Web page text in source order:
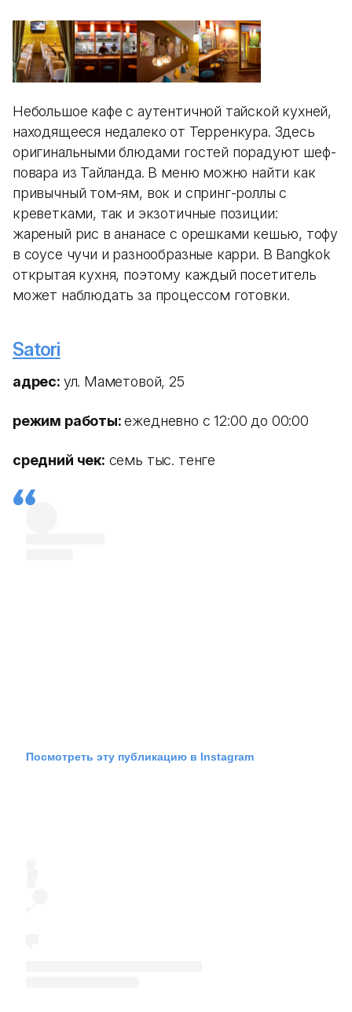
Небольшое кафе с аутентичной тайской кухней,
находящееся недалеко от Терренкура. Здесь
оригинальными блюдами гостей порадуют шеф-
повара из Тайланда. В меню можно найти как
привычный том-ям, вок и спринг-роллы с
креветками, так и экзотичные позиции:
жареный рис в ананасе с орешками кешью, тофу
в соусе чучи и разнообразные карри. В Bangkok
открытая кухня, поэтому каждый посетитель
может наблюдать за процессом готовки.
Satori
адрес: ул. Маметовой, 25
режим работы:ежедневно с 12:00 до 00:00
средний чек: семь тыс. тенге
Посмотреть эту публикацию в Instagram